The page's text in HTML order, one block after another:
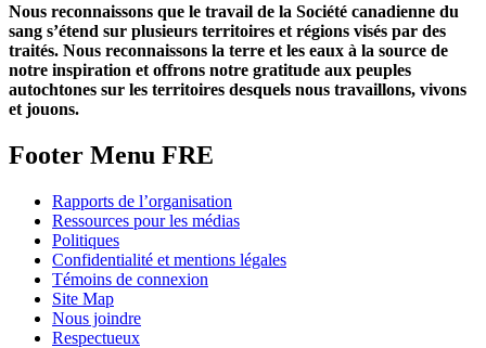
Nous reconnaissons que le travail de la Société canadienne du
sang s’étend sur plusieurs territoires et régions visés par des
traités. Nous reconnaissons la terre et les eaux à la source de
notre inspiration et offrons notre gratitude aux peuples
autochtones sur les territoires desquels nous travaillons, vivons
et jouons.
Footer Menu FRE
Rapports de l’organisation
Ressources pour les médias
Politiques
Confidentialité et mentions légales
Témoins de connexion
Site Map
Nous joindre
Respectueux